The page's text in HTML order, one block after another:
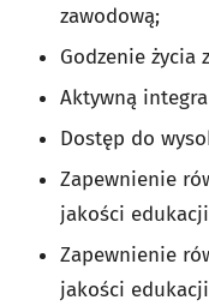
zawodową;
Godzenie życia
Aktywną
Dostęp do
Zapewnienie
jakości
Zapewnienie
jakości